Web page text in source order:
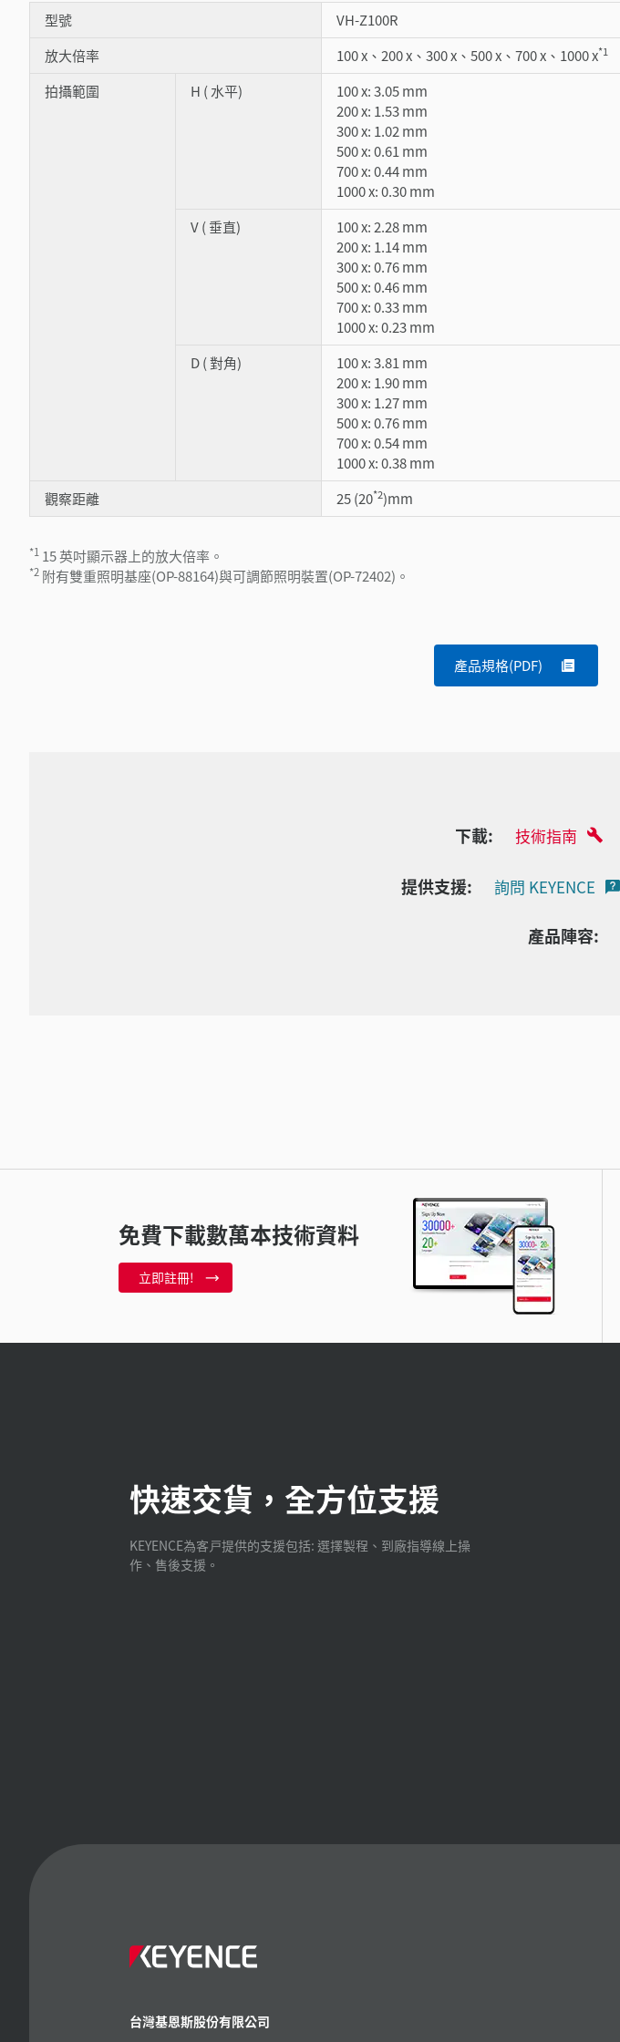
型號
VH-Z100R
放大倍率
100 x、200 x、300 x、500 x、700 x、1000 x*1
拍攝範圍 H ( 水平)
100 x: 3.05 mm
200 x: 1.53 mm
300 x: 1.02 mm
500 x: 0.61 mm
700 x: 0.44 mm
1000 x: 0.30 mm
V ( 垂直)
100 x: 2.28 mm
200 x: 1.14 mm
300 x: 0.76 mm
500 x: 0.46 mm
700 x: 0.33 mm
1000 x: 0.23 mm
D ( 對角)
100 x: 3.81 mm
200 x: 1.90 mm
300 x: 1.27 mm
500 x: 0.76 mm
700 x: 0.54 mm
1000 x: 0.38 mm
觀察距離
25 (20*2)mm
*1 15 英吋顯示器上的放大倍率。
*2 附有雙重照明基座(OP-88164)與可調節照明裝置(OP-72402)。
產品規格(PDF)
下載: 技術指南
提供支援: 詢問 KEYENCE
產品陣容:
免費下載數萬本技術資料
立即註冊!
快速交貨，全方位支援
KEYENCE為客戸提供的支援包括: 選擇製程、到廠指導線上操
作、售後支援。
台灣基恩斯股份有限公司